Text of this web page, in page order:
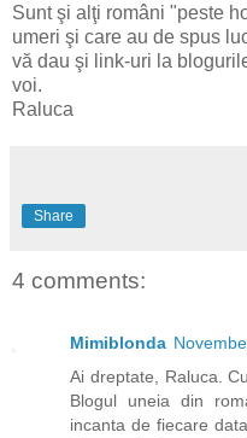
Sunt şi alţi români "peste
umeri şi care au de spus
vă dau şi link-uri la
voi.
Raluca
Share
4 comments:
Mimiblonda
Ai dreptate, Raluca.
Blogul uneia din
incanta de fiecare